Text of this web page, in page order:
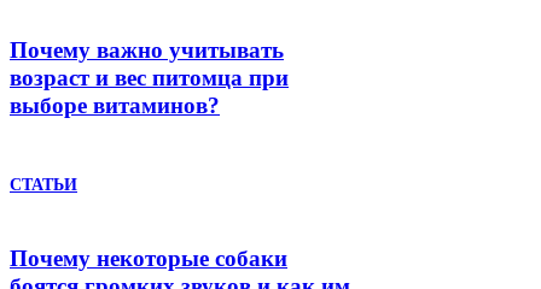
Почему важно учитывать
возраст и вес питомца при
выборе витаминов?
СТАТЬИ
Почему некоторые собаки